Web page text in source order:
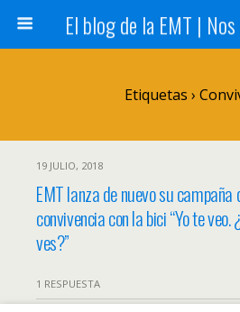
Etiquetas ›
19 JULIO, 2018
EMT lanza de nuevo su campaña
convivencia con la bici “Yo te veo.
ves?”
1 RESPUESTA